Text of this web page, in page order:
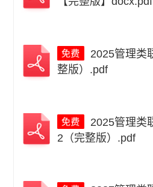
整版）.pdf
2（完整版）.pdf